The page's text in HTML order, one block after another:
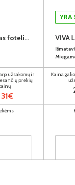
VIVA LOFT-II (II gr.) išskleidžiamas fotelis (Kronos-22)
užsakomų ir
prekių
YRA
Kaina